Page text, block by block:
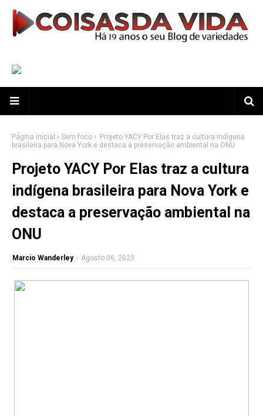
Página inicial Sem foco
Projeto YACY Por Elas traz a cultura indígena
brasileira para Nova York e destaca a preservação ambiental na ONU
Projeto YACY Por Elas traz a cultura
indígena brasileira para Nova York e
destaca a preservação ambiental na
ONU
Marcio Wanderley - Agosto 06, 2023